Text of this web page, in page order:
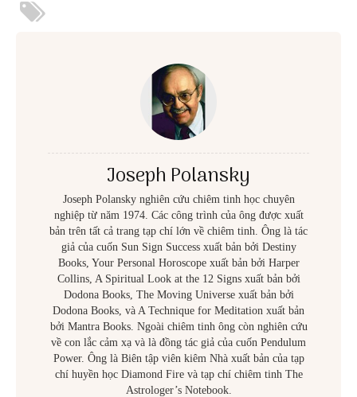
Joseph Polansky
Joseph Polansky nghiên cứu chiêm tinh học chuyên
nghiệp từ năm 1974. Các công trình của ông được xuất
bản trên tất cả trang tạp chí lớn về chiêm tinh. Ông là tác
giả của cuốn Sun Sign Success xuất bản bởi Destiny
Books, Your Personal Horoscope xuất bản bởi Harper
Collins, A Spiritual Look at the 12 Signs xuất bản bởi
Dodona Books, The Moving Universe xuất bản bởi
Dodona Books, và A Technique for Meditation xuất bản
bởi Mantra Books. Ngoài chiêm tinh ông còn nghiên cứu
về con lắc cảm xạ và là đồng tác giả của cuốn Pendulum
Power. Ông là Biên tập viên kiêm Nhà xuất bản của tạp
chí huyền học Diamond Fire và tạp chí chiêm tinh The
Astrologer’s Notebook.